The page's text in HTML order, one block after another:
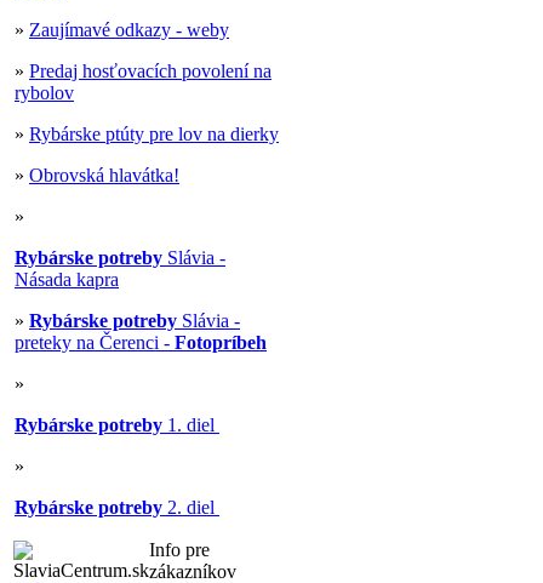
» Zaujímavé odkazy - weby
» Predaj hosťovacích povolení na
rybolov
» Rybárske ptúty pre lov na dierky
» Obrovská hlavátka!
»
Rybárske potreby Slávia -
Násada kapra
» Rybárske potreby Slávia -
preteky na Čerenci - Fotopríbeh
»
Rybárske potreby 1. diel
»
Rybárske potreby 2. diel
Info pre
zákazníkov